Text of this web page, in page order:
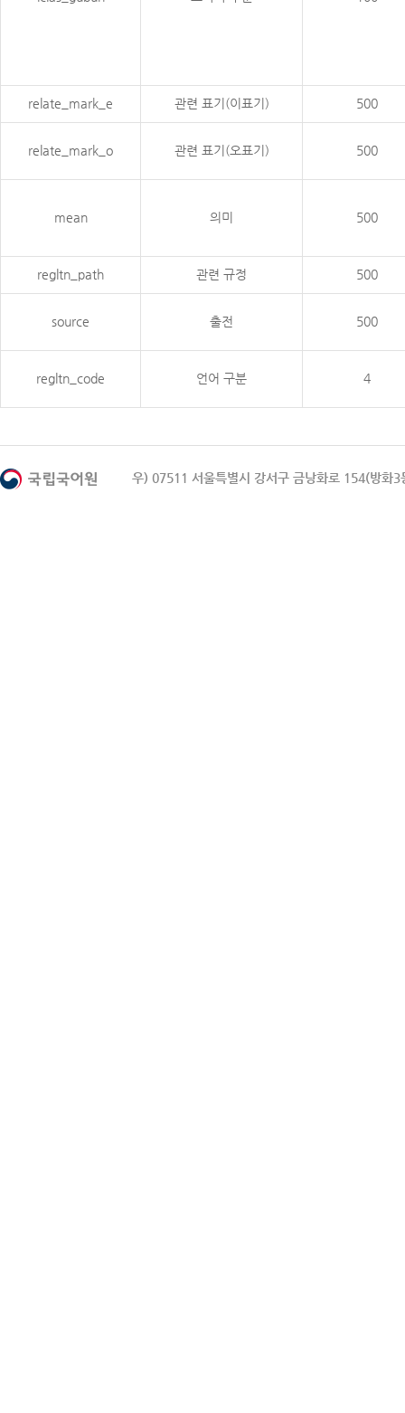
relate_mark_e 관련 표기(이표기) 500
relate_mark_o 관련 표기(오표기) 500
mean 의미 500
regltn_path 관련 규정 500
source 출전 500
regltn_code 언어 구분 4
우) 07511 서울특별시 강서구 금낭화로 154(방화3